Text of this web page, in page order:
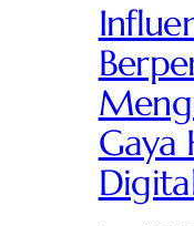
Gaya